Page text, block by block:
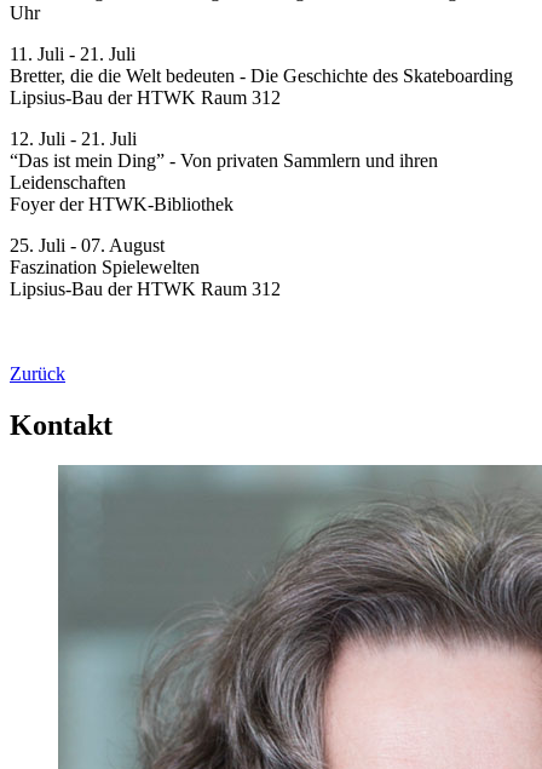
Uhr
11. Juli - 21. Juli
Bretter, die die Welt bedeuten - Die Geschichte des Skateboarding
Lipsius-Bau der HTWK Raum 312
12. Juli - 21. Juli
“Das ist mein Ding” - Von privaten Sammlern und ihren
Leidenschaften
Foyer der HTWK-Bibliothek
25. Juli - 07. August
Faszination Spielewelten
Lipsius-Bau der HTWK Raum 312
Zurück
Kontakt